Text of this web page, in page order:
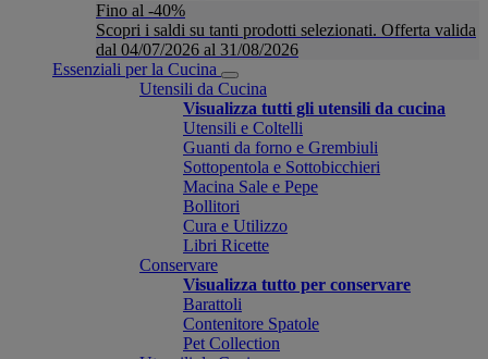
Fino al -40%
Scopri i saldi su tanti prodotti selezionati. Offerta valida
dal 04/07/2026 al 31/08/2026
Essenziali per la Cucina
Utensili da Cucina
Visualizza tutti gli utensili da cucina
Utensili e Coltelli
Guanti da forno e Grembiuli
Sottopentola e Sottobicchieri
Macina Sale e Pepe
Bollitori
Cura e Utilizzo
Libri Ricette
Conservare
Visualizza tutto per conservare
Barattoli
Contenitore Spatole
Pet Collection